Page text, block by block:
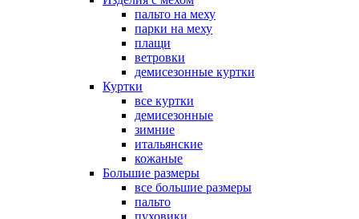
пальто на меху
парки на меху
плащи
ветровки
демисезонные куртки
Куртки
все куртки
демисезонные
зимние
итальянские
кожаные
Большие размеры
все большие размеры
пальто
пуховики